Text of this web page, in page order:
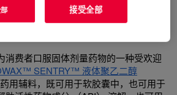
分强化您的口服剂配
消费者口服固体剂量药物的一种受欢迎
SENTRY™ 液体聚乙二醇
用辅料，既可用于软胶囊中，也可用于
接受全部